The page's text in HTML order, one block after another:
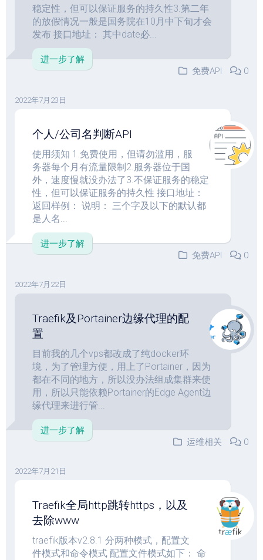
稳定性，但可以保证服务的持久性3.第二年
的放假情况一般是国务院在10月中下旬才会
发布 接口地址： 其中date必...
进一步了解
免费API
0
2022年7月23日
个人/公司名判断API
使用须知 1.免费使用，但请勿滥用，服
务器每个月有流量限制2.服务器位于国
外，速度慢就没办法了3.不保证服务的稳定
性，但可以保证服务的持久性 接口地址：
返回样例： 说明： 三个字及以下的默认都
是人名...
进一步了解
免费API
0
2022年7月22日
Traefik及Portainer边缘代理的配
置
目前我的几个vps都改成了纯docker环
境，为了管理方便，用上了Portainer，因为
都在不同的地方，所以没办法组成集群来使
用，所以只能依赖Portainer的Edge Agent边
缘代理来进行管...
进一步了解
运维相关
0
2022年7月21日
Traefik全局http跳转https，以及
去除www
traefik版本v2.8.1 分两种模式，配置文
件模式和命令模式 配置文件模式如下： 命